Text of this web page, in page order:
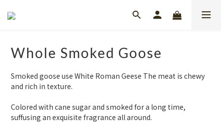
Whole Smoked Goose
Smoked goose use White Roman Geese The meat is chewy
and rich in texture.
Colored with cane sugar and smoked for a long time,
suffusing an exquisite fragrance all around.